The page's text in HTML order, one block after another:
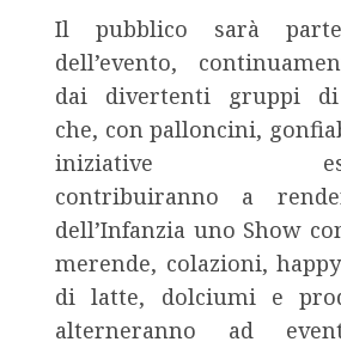
Il pubblico sarà
dell’evento,
dai divertenti gruppi di
che, con palloncini,
iniziative
contribuiranno a
dell’Infanzia uno Show
merende, colazioni,
di latte, dolciumi e
alterneranno ad